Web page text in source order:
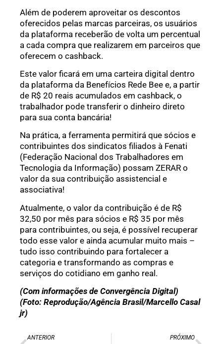
Além de poderem aproveitar os descontos
oferecidos pelas marcas parceiras, os usuários
da plataforma receberão de volta um percentual
a cada compra que realizarem em parceiros que
oferecem o cashback.
Este valor ficará em uma carteira digital dentro
da plataforma da Benefícios Rede Bee e, a partir
de R$ 20 reais acumulados em cashback, o
trabalhador pode transferir o dinheiro direto
para sua conta bancária!
Na prática, a ferramenta permitirá que sócios e
contribuintes dos sindicatos filiados à Fenati
(Federação Nacional dos Trabalhadores em
Tecnologia da Informação) possam ZERAR o
valor da sua contribuição assistencial e
associativa!
Atualmente, o valor da contribuição é de R$
32,50 por mês para sócios e R$ 35 por mês
para contribuintes, ou seja, é possível recuperar
todo esse valor e ainda acumular muito mais –
tudo isso contribuindo para fortalecer a
categoria e transformando as compras e
serviços do cotidiano em ganho real.
(Com informações de Convergência Digital)
(Foto: Reprodução/Agência Brasil/Marcello Casal
jr)
ANTERIOR PRÓXIMO